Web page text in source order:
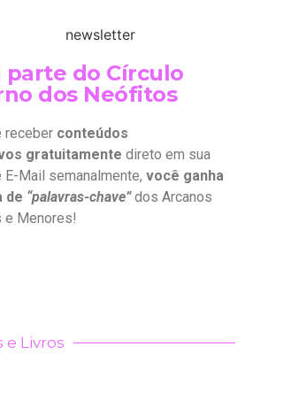
parte do Círculo
dos Neófitos
receber conteúdos
gratuitamente direto em sua
E-Mail semanalmente, você ganha
de “palavras-chave”dos Arcanos
e Menores!
e Livros